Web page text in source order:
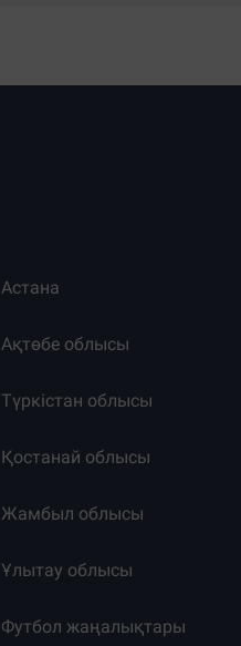
Астана
Ақтөбе облысы
Түркістан облысы
Қостанай облысы
Жамбыл облысы
Ұлытау облысы
Футбол жаңалықтары